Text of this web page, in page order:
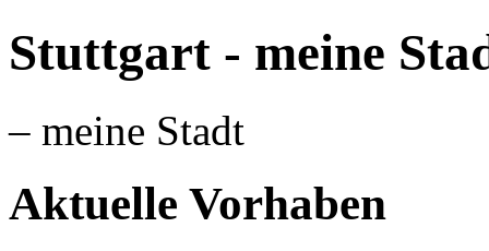
Stuttgart - meine
– meine Stadt
Aktuelle Vorhaben